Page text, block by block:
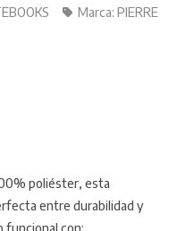
Marca: PIERRE
poliéster, esta
entre durabilidad y
funcional con: